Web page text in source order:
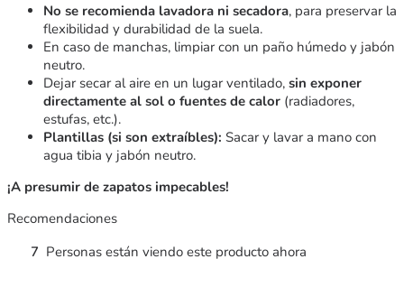
No se recomienda lavadora ni secadora, para preservar la
flexibilidad y durabilidad de la suela.
En caso de manchas, limpiar con un paño húmedo y jabón
neutro.
Dejar secar al aire en un lugar ventilado, sin exponer
directamente al sol o fuentes de calor (radiadores,
estufas, etc.).
Plantillas (si son extraíbles): Sacar y lavar a mano con
agua tibia y jabón neutro.
¡A presumir de zapatos impecables!
Recomendaciones
7 Personas están viendo este producto ahora